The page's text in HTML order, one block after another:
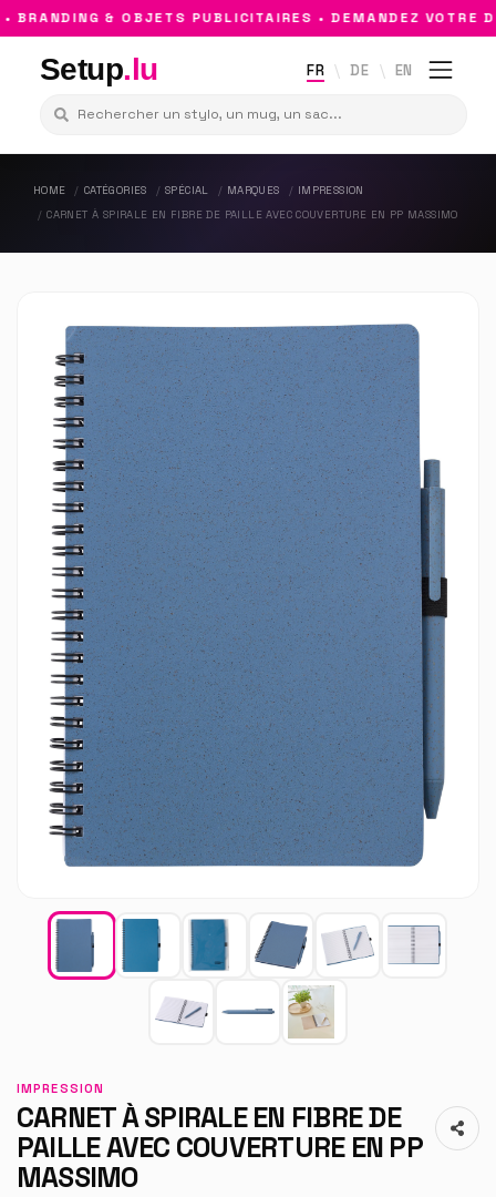
& OBJETS PUBLICITAIRES • DEMANDEZ VOTRE
Setup.lu FR DE EN
HOME CATÉGORIES SPÉCIAL MARQUES
IMPRESSION
CARNET À SPIRALE EN FIBRE DE PAILLE AVEC COUVERTURE EN PP MASSIMO
IMPRESSION
CARNET À SPIRALE EN FIBRE DE
PAILLE AVEC COUVERTURE EN PP
MASSIMO